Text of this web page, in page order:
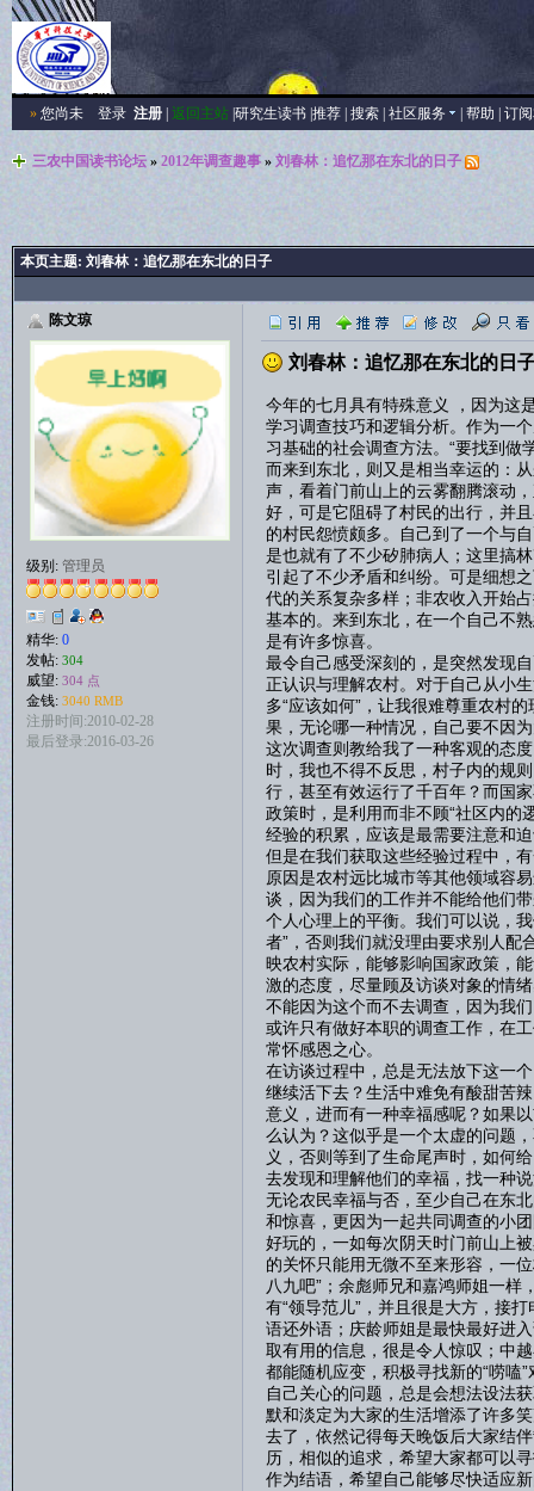
»您尚未 登录 注册| 返回主站| 研究生读书| 推荐| 搜索| 社区服务 帮助 订
三农中国读书论坛» 2012年调查趣事» 刘春林：追忆那在东北的日子
本页主题: 刘春林：追忆那在东北的日子
陈文琼
级别: 管理员
精华: 0
发帖: 304
威望: 304 点
金钱: 3040 RMB
注册时间:2010-02-28
最后登录:2016-03-26
刘春林：追忆那在东北的日
今年的七月具有特殊意义 ，因为这
学习调查技巧和逻辑分析。作为一
习基础的社会调查方法。“要找到做
而来到东北，则又是相当幸运的：
声，看着门前山上的云雾翻腾滚动
好，可是它阻碍了村民的出行，并
的村民怨愤颇多。自己到了一个与
是也就有了不少矽肺病人；这里搞
引起了不少矛盾和纠纷。可是细想
代的关系复杂多样；非农收入开始
基本的。来到东北，在一个自己不
是有许多惊喜。
最令自己感受深刻的，是突然发现
正认识与理解农村。对于自己从小
多“应该如何”，让我很难尊重农村
果，无论哪一种情况，自己要不因
这次调查则教给我了一种客观的态
时，我也不得不反思，村子内的规
行，甚至有效运行了千百年？而国
政策时，是利用而非不顾“社区内的
经验的积累，应该是最需要注意和
但是在我们获取这些经验过程中，
原因是农村远比城市等其他领域容
谈，因为我们的工作并不能给他们
个人心理上的平衡。我们可以说，
者”，否则我们就没理由要求别人配
映农村实际，能够影响国家政策，
激的态度，尽量顾及访谈对象的情
不能因为这个而不去调查，因为我
或许只有做好本职的调查工作，在
常怀感恩之心。
在访谈过程中，总是无法放下这一
继续活下去？生活中难免有酸甜苦
意义，进而有一种幸福感呢？如果
么认为？这似乎是一个太虚的问题
义，否则等到了生命尾声时，如何
去发现和理解他们的幸福，找一种
无论农民幸福与否，至少自己在东
和惊喜，更因为一起共同调查的小
好玩的，一如每次阴天时门前山上
的关怀只能用无微不至来形容，一
八九吧”；余彪师兄和嘉鸿师姐一
有“领导范儿”，并且很是大方，接
语还外语；庆龄师姐是最快最好进
取有用的信息，很是令人惊叹；中
都能随机应变，积极寻找新的“唠嗑
自己关心的问题，总是会想法设法
默和淡定为大家的生活增添了许多
去了，依然记得每天晚饭后大家结
历，相似的追求，希望大家都可以
作为结语，希望自己能够尽快适应